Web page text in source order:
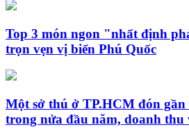
Top 3 món ngon "nhất định
trọn vẹn vị biển Phú Quốc
Một sở thú ở TP.HCM đón
trong nửa đầu năm, doanh thu